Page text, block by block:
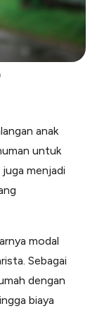
anak
untuk
menjadi
modal
Sebagai
dengan
biaya